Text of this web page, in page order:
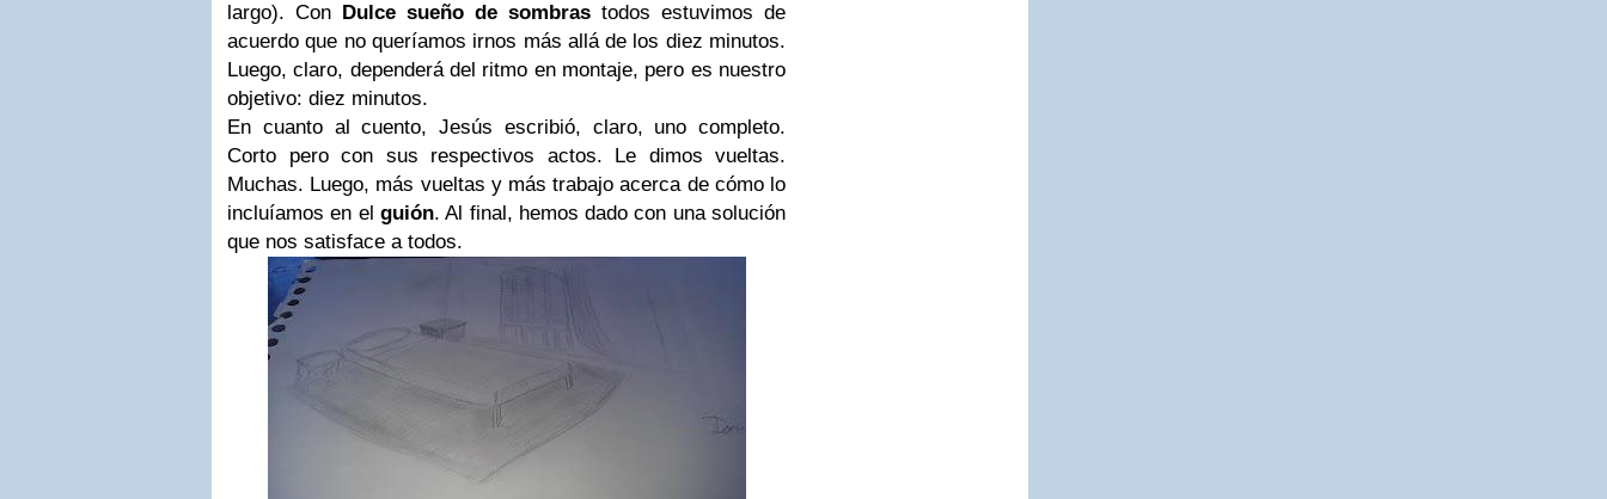
largo). Con Dulce sueño de sombras todos estuvimos de
acuerdo que no queríamos irnos más allá de los diez minutos.
Luego, claro, dependerá del ritmo en montaje, pero es nuestro
objetivo: diez minutos.
En cuanto al cuento, Jesús escribió, claro, uno completo.
Corto pero con sus respectivos actos. Le dimos vueltas.
Muchas. Luego, más vueltas y más trabajo acerca de cómo lo
incluíamos en el guión. Al final, hemos dado con una solución
que nos satisface a todos.